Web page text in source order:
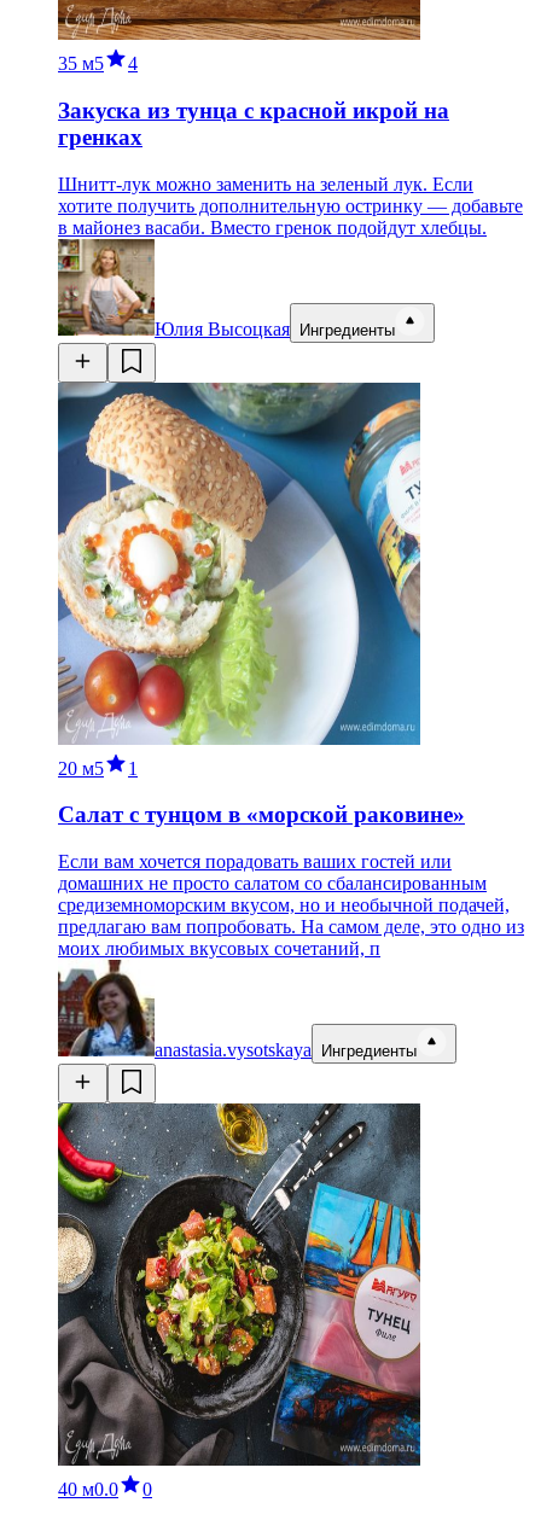
35 м5 4
Закуска из тунца с красной икрой на
гренках
Шнитт-лук можно заменить на зеленый лук. Если
хотите получить дополнительную остринку — добавьте
в майонез васаби. Вместо гренок подойдут хлебцы.
Юлия Высоцкая Ингредиенты
20 м5 1
Салат с тунцом в «морской раковине»
Если вам хочется порадовать ваших гостей или
домашних не просто салатом со сбалансированным
средиземноморским вкусом, но и необычной подачей,
предлагаю вам попробовать. На самом деле, это одно из
моих любимых вкусовых сочетаний, п
anastasia.vysotskaya Ингредиенты
40 м0.0 0